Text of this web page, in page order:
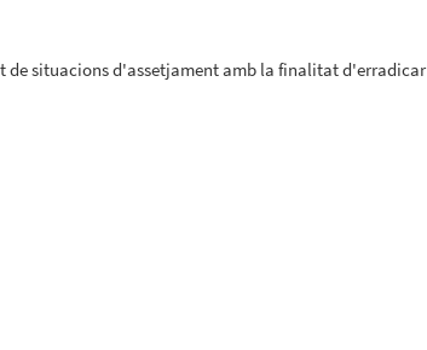
situacions d'assetjament amb la finalitat d'erradicar